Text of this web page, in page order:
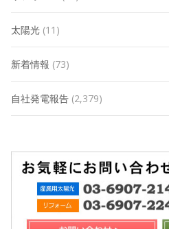
太陽光 (11)
新着情報 (73)
自社発電報告 (2,379)